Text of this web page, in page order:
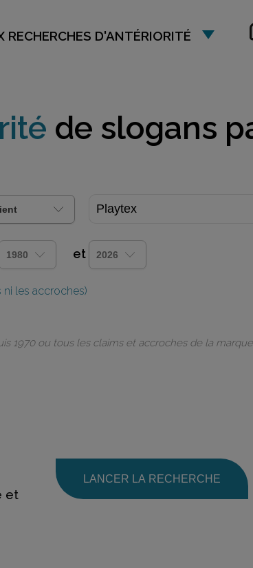
RECHERCHES D'ANTÉRIORITÉ
de slogans
et
les accroches)
1970 ou tous les claims et accroches de la marque
et
LANCER LA RECHERCHE